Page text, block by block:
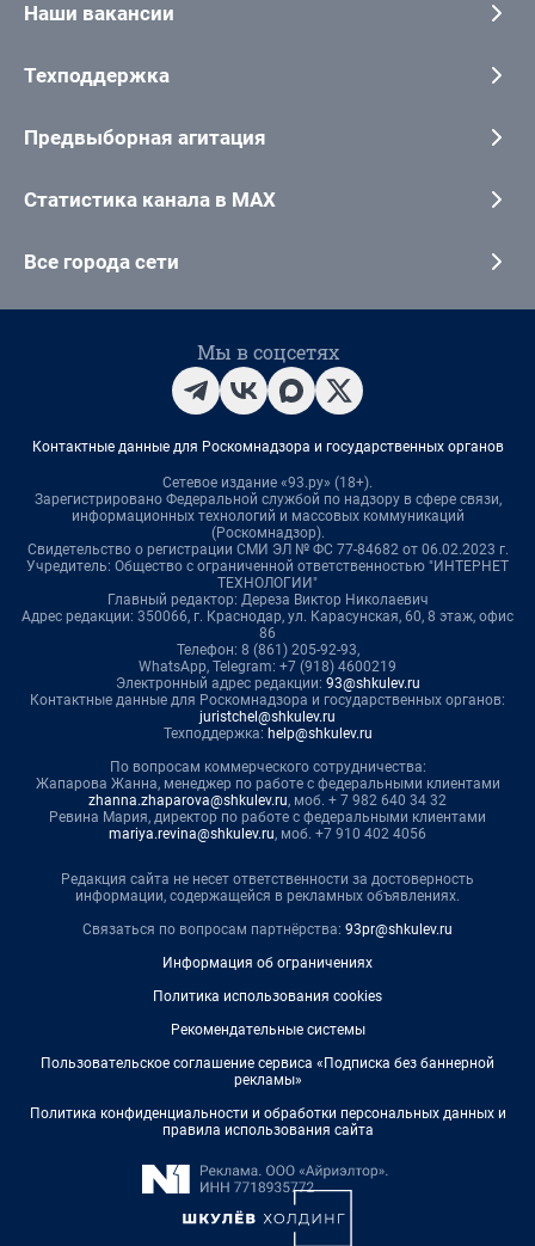
Наши вакансии
Техподдержка
Предвыборная агитация
Статистика канала в MAX
Все города сети
Мы в соцсетях
Контактные данные для Роскомнадзора и государственных органов
Сетевое издание «93.ру» (18+).
Зарегистрировано Федеральной службой по надзору в сфере связи,
информационных технологий и массовых коммуникаций
(Роскомнадзор).
Свидетельство о регистрации СМИ ЭЛ № ФС 77-84682 от 06.02.2023 г.
Учредитель: Общество с ограниченной ответственностью "ИНТЕРНЕТ
ТЕХНОЛОГИИ"
Главный редактор: Дереза Виктор Николаевич
Адрес редакции: 350066, г. Краснодар, ул. Карасунская, 60, 8 этаж, офис
86
Телефон: 8 (861) 205-92-93,
WhatsApp, Telegram: +7 (918) 4600219
Электронный адрес редакции: 93@shkulev.ru
Контактные данные для Роскомнадзора и государственных органов:
juristchel@shkulev.ru
Техподдержка: help@shkulev.ru
По вопросам коммерческого сотрудничества:
Жапарова Жанна, менеджер по работе с федеральными клиентами
zhanna.zhaparova@shkulev.ru, моб. + 7 982 640 34 32
Ревина Мария, директор по работе с федеральными клиентами
mariya.revina@shkulev.ru, моб. +7 910 402 4056
Редакция сайта не несет ответственности за достоверность
информации, содержащейся в рекламных объявлениях.
Связаться по вопросам партнёрства: 93pr@shkulev.ru
Информация об ограничениях
Политика использования cookies
Рекомендательные системы
Пользовательское соглашение сервиса «Подписка без баннерной
рекламы»
Политика конфиденциальности и обработки персональных данных и
правила использования сайта